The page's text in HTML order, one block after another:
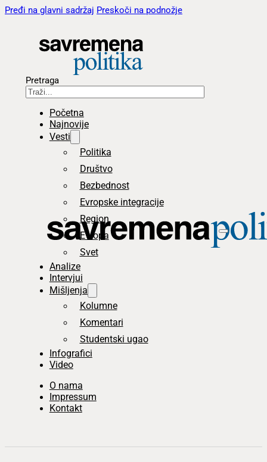
Pređi na glavni sadržaj Preskoči na podnožje
Pretraga
Početna
Najnovije
Vesti
Politika
Društvo
Bezbednost
Evropske integracije
Region
Evropa
Svet
Analize
Intervjui
Mišljenja
Kolumne
Komentari
Studentski ugao
Infografici
Video
O nama
Impressum
Kontakt